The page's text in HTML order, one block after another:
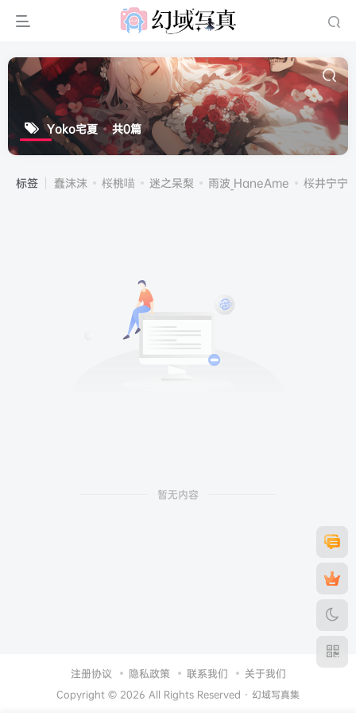
Yoko宅夏 共0篇
标签 蠢沫沫 桜桃喵 迷之呆梨 雨波_HaneAme 桜井宁宁(
暂无内容
注册协议 隐私政策 联系我们 关于我们
Copyright © 2026 All Rights Reserved · 幻域写真集